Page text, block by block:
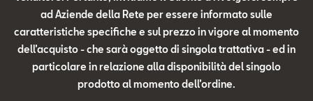
ad Aziende della Rete per essere informato sulle
caratteristiche specifiche e sul prezzo in vigore al momento
dell’acquisto - che sarà oggetto di singola trattativa - ed in
particolare in relazione alla disponibilità del singolo
prodotto al momento dell’ordine.